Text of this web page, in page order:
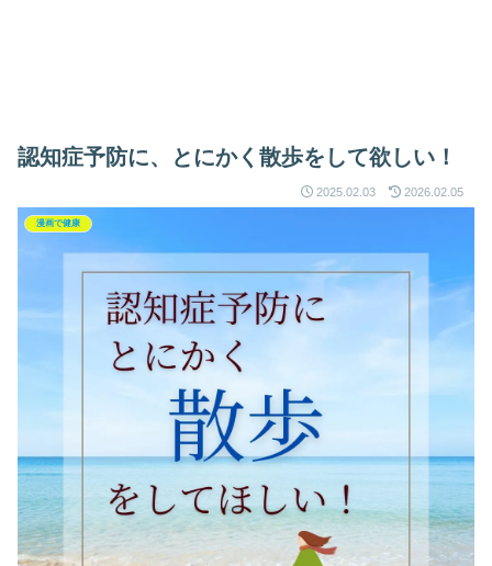
認知症予防に、とにかく散歩をして欲しい！
2025.02.03 2026.02.05
漫画で健康